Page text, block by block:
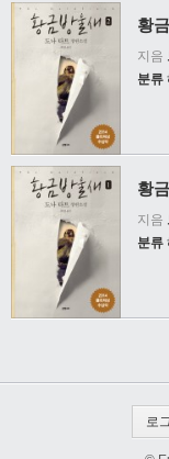
황
지음
분류
황
지음
분류
로